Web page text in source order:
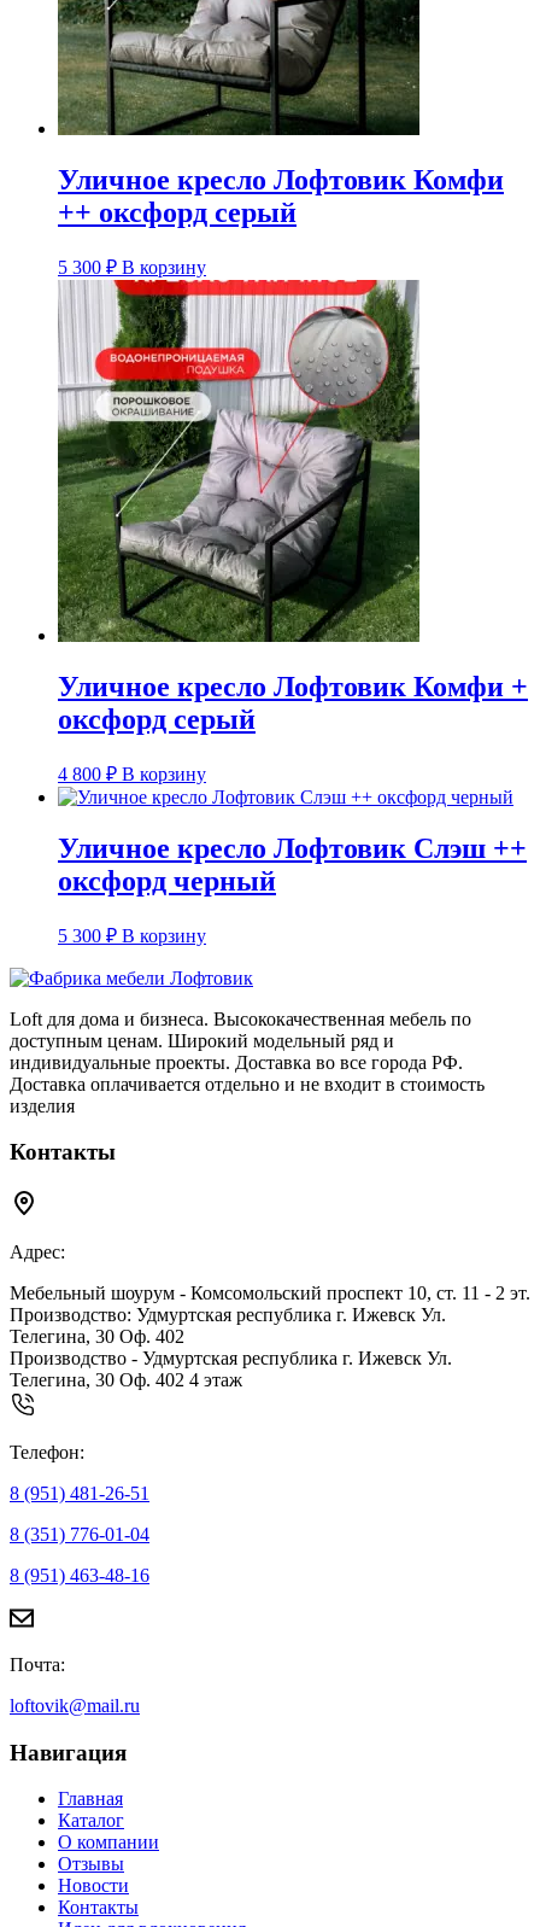
Уличное кресло Лофтовик Комфи
++ оксфорд серый
5 300 ₽ В корзину
Уличное кресло Лофтовик Комфи +
оксфорд серый
4 800 ₽ В корзину
Уличное кресло Лофтовик Слэш ++
оксфорд черный
5 300 ₽ В корзину
Loft для дома и бизнеса. Высококачественная мебель по
доступным ценам. Широкий модельный ряд и
индивидуальные проекты. Доставка во все города РФ.
Доставка оплачивается отдельно и не входит в стоимость
изделия
Контакты
Адрес:
Мебельный шоурум - Комсомольский проспект 10, ст. 11 - 2 эт.
Производство: Удмуртская республика г. Ижевск Ул.
Телегина, 30 Оф. 402
Производство - Удмуртская республика г. Ижевск Ул.
Телегина, 30 Оф. 402 4 этаж
Телефон:
8 (951) 481-26-51
8 (351) 776-01-04
8 (951) 463-48-16
Почта:
loftovik@mail.ru
Навигация
Главная
Каталог
О компании
Отзывы
Новости
Контакты